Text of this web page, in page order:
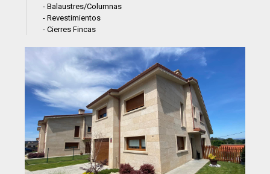
- Balaustres/Columnas
- Revestimientos
- Cierres Fincas